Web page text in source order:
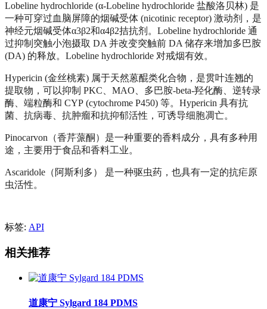
Lobeline hydrochloride (α-Lobeline hydrochloride 盐酸洛贝林) 是
一种可穿过血脑屏障的烟碱受体 (nicotinic receptor) 激动剂
， 是
神经元烟碱受体α3β2和α4β2拮抗剂 。 Lobeline hydrochloride 通
过抑制突触小泡摄取 DA 并改变突触前 DA 储存来增加多巴胺
(DA) 的释放。Lobeline hydrochloride 对戒烟有效。
Hypericin (金丝桃素) 属于天然蒽醌类化合物，是贯叶连翘的
提取物，可以抑制 PKC、MAO、多巴胺-beta-羟化酶、逆转录
酶、端粒酶和 CYP (cytochrome P450) 等。 Hypericin 具有抗
菌、抗病毒、抗肿瘤和抗抑郁活性 ，可诱导细胞凋亡。
Pinocarvon （香芹蒎酮 ） 是一种重要的香料成分，具有多种用
途，主要用于食品和香料工业。
Ascaridole （阿斯利多）
是一种驱虫药，也具有一定的抗疟原
虫活性。
标签: API
相关推荐
道康宁 Sylgard 184 PDMS